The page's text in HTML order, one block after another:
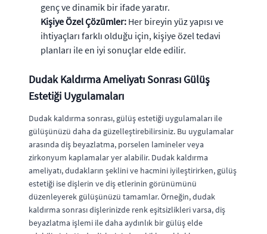
genç ve dinamik bir ifade yaratır.
Kişiye Özel Çözümler: Her bireyin yüz yapısı ve
ihtiyaçları farklı olduğu için, kişiye özel tedavi
planları ile en iyi sonuçlar elde edilir.
Dudak Kaldırma Ameliyatı Sonrası Gülüş
Estetiği Uygulamaları
Dudak kaldırma sonrası, gülüş estetiği uygulamaları ile
gülüşünüzü daha da güzelleştirebilirsiniz. Bu uygulamalar
arasında diş beyazlatma, porselen lamineler veya
zirkonyum kaplamalar yer alabilir. Dudak kaldırma
ameliyatı, dudakların şeklini ve hacmini iyileştirirken, gülüş
estetiği ise dişlerin ve diş etlerinin görünümünü
düzenleyerek gülüşünüzü tamamlar. Örneğin, dudak
kaldırma sonrası dişlerinizde renk eşitsizlikleri varsa, diş
beyazlatma işlemi ile daha aydınlık bir gülüş elde